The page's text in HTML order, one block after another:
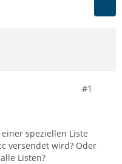
#1
speziellen Liste
versendet wird? Oder
Listen?